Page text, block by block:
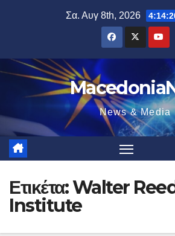
Σα. Αυγ 8th, 2026
News & Media
Ετικέτα:Walter
Institute